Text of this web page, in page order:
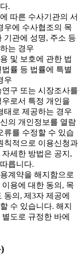
.
따른 수사기관의 서
우에 수사협조의 목
기관에 성명, 주소 등
는 경우
및 보호에 관한 법
률 등 법률에 특별
우
구 또는 시장조사를
로서 특정 개인을
태로 제공하는 경우
의 개인정보를 열람
류를 수정할 수 있습
칙적으로 이용신청과
세한 방법은 공지,
릅니다.
계약을 해지함으로
용에 대한 동의, 목
의, 제3자 제공에
수 있습니다. 해지
도로 규정한 바에